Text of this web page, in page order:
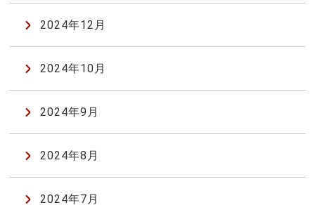
2024年12月
2024年10月
2024年9月
2024年8月
2024年7月